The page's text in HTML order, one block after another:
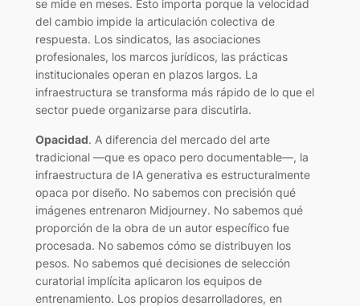
se mide en meses. Esto importa porque la velocidad
del cambio impide la articulación colectiva de
respuesta. Los sindicatos, las asociaciones
profesionales, los marcos jurídicos, las prácticas
institucionales operan en plazos largos. La
infraestructura se transforma más rápido de lo que el
sector puede organizarse para discutirla.
Opacidad. A diferencia del mercado del arte
tradicional —que es opaco pero documentable—, la
infraestructura de IA generativa es estructuralmente
opaca por diseño. No sabemos con precisión qué
imágenes entrenaron Midjourney. No sabemos qué
proporción de la obra de un autor específico fue
procesada. No sabemos cómo se distribuyen los
pesos. No sabemos qué decisiones de selección
curatorial implícita aplicaron los equipos de
entrenamiento. Los propios desarrolladores, en